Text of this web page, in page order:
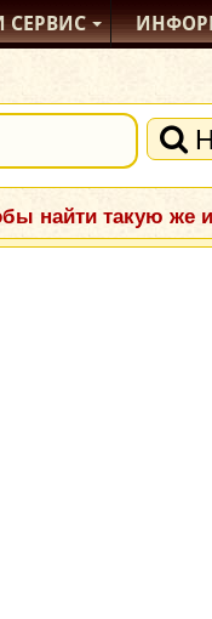
СЕРВИС
найти такую же